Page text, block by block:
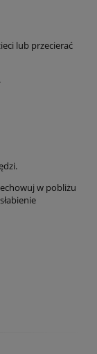
lub przecierać
w pobliżu